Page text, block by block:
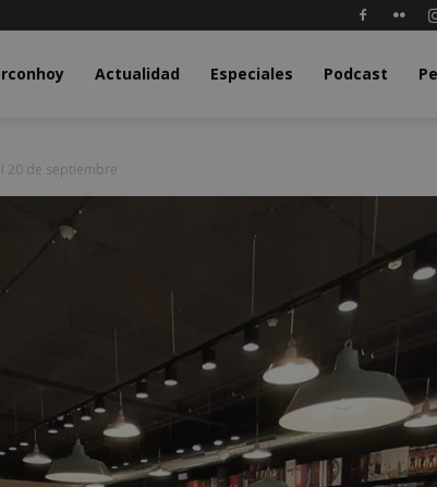
Actualidad Especiales Podcast
20 de septiembre